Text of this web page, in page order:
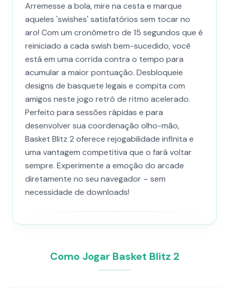
Arremesse a bola, mire na cesta e marque
aqueles 'swishes' satisfatórios sem tocar no
aro! Com um cronômetro de 15 segundos que é
reiniciado a cada swish bem-sucedido, você
está em uma corrida contra o tempo para
acumular a maior pontuação. Desbloqueie
designs de basquete legais e compita com
amigos neste jogo retrô de ritmo acelerado.
Perfeito para sessões rápidas e para
desenvolver sua coordenação olho-mão,
Basket Blitz 2 oferece rejogabilidade infinita e
uma vantagem competitiva que o fará voltar
sempre. Experimente a emoção do arcade
diretamente no seu navegador – sem
necessidade de downloads!
Como Jogar Basket Blitz 2